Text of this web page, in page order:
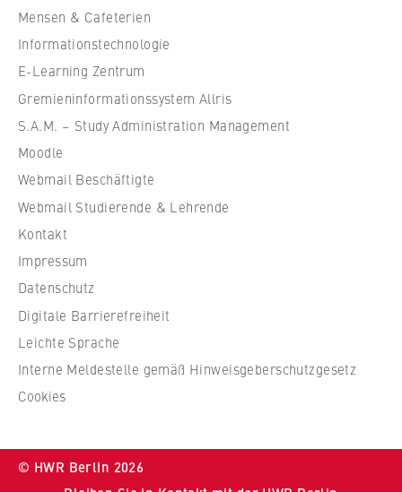
u
l
e
f
i
r
t
c
h
a
f
t
n
R
e
Mensen & Cafeterien
Informationstechnologie
E-Learning Zentrum
Gremieninformationssystem Allris
S.A.M. – Study Administration Management
Moodle
Webmail Beschäftigte
Webmail Studierende & Lehrende
Kontakt
Impressum
Datenschutz
Digitale Barrierefreiheit
Leichte Sprache
Interne Meldestelle gemäß Hinweisgeberschutzgesetz
Cookies
© HWR Berlin 2026